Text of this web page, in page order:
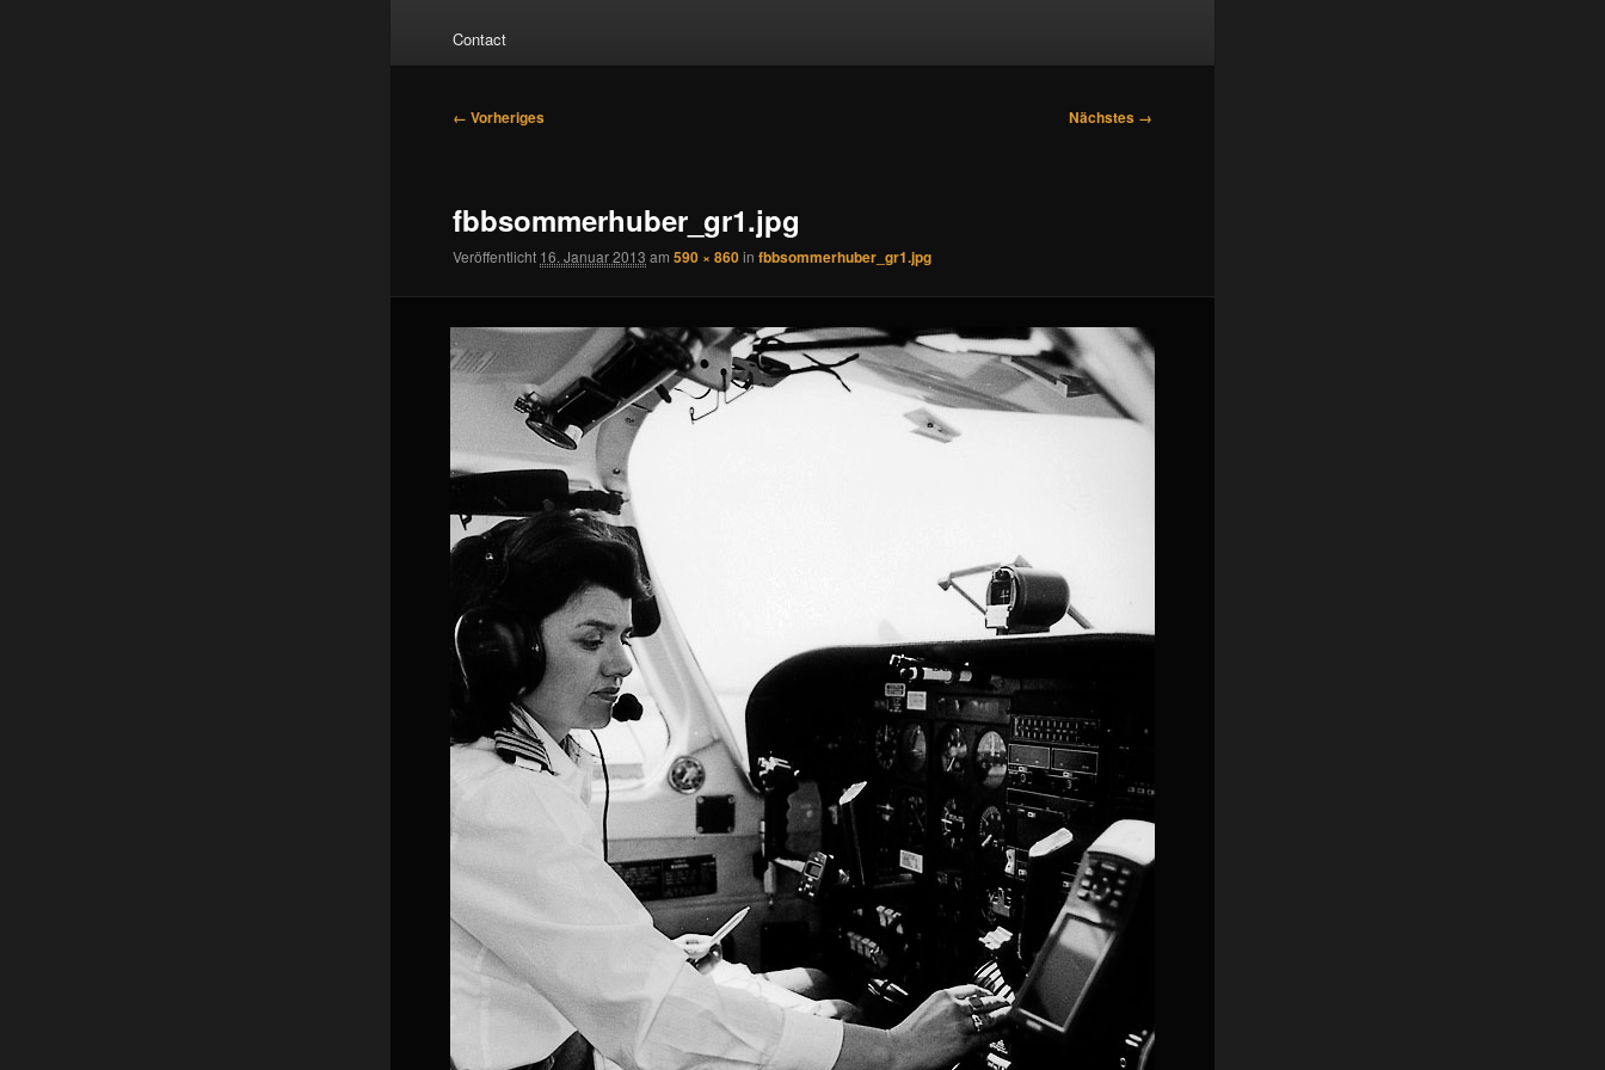
Contact
Bilder-
← Vorheriges Nächstes →
fbbsommerhuber_gr1.jpg
Veröffentlicht 16. Januar 2013 am590 × 860infbbsommerhuber_gr1.jpg